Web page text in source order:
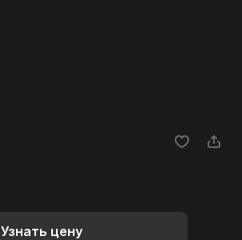
Узнать цену